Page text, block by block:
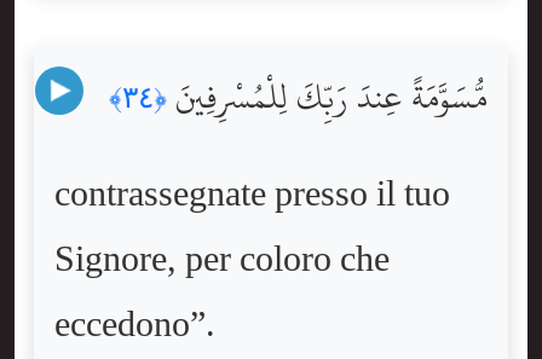
مُّسَوَّمَةً عِندَ رَبِّكَ لِلْمُسْرِفِينَ ﴿٣٤﴾
contrassegnate presso il tuo
Signore, per coloro che
eccedono”.